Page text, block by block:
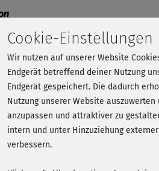
Fragen?
Cookie-Einstellungen
Wir nutzen auf unserer Website
Endgerät betreffend deiner Nutzung
Endgerät gespeichert. Die dadurch
Nutzung unserer Website
anzupassen und attraktiver zu
intern und unter Hinzuziehung
verbessern.